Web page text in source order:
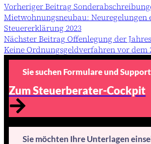
VorherigerBeitrag
Mietwohnungsneubau: Neuregelungen
Steuererklärung 2023
NächsterBeitrag Offenlegung der
Keine Ordnungsgeldverfahren vor dem
Sie suchen Formulare und
Zum Steuerberater-Cockpit
Sie möchten Ihre Unterlagen